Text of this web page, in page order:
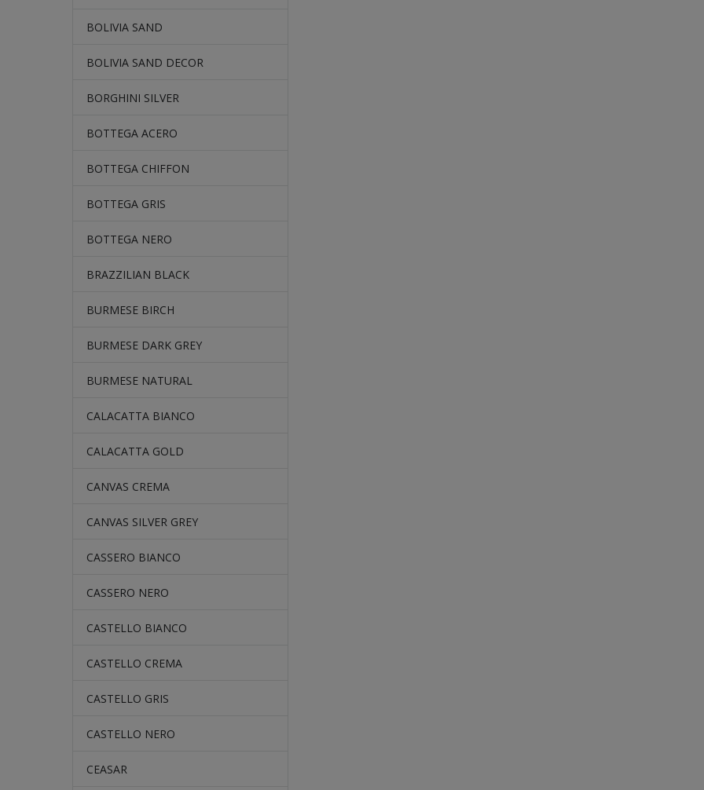
BOLIVIA SAND
BOLIVIA SAND DECOR
BORGHINI SILVER
BOTTEGA ACERO
BOTTEGA CHIFFON
BOTTEGA GRIS
BOTTEGA NERO
BRAZZILIAN BLACK
BURMESE BIRCH
BURMESE DARK GREY
BURMESE NATURAL
CALACATTA BIANCO
CALACATTA GOLD
CANVAS CREMA
CANVAS SILVER GREY
CASSERO BIANCO
CASSERO NERO
CASTELLO BIANCO
CASTELLO CREMA
CASTELLO GRIS
CASTELLO NERO
CEASAR